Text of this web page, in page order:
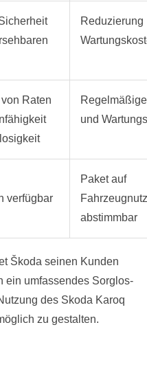
Reduzierung
Raten
und
verfügbar
Paket auf
abstimmbar
Škoda seinen Kunden
ein umfassendes Sorglos-
des Skoda Karoq
zu gestalten.